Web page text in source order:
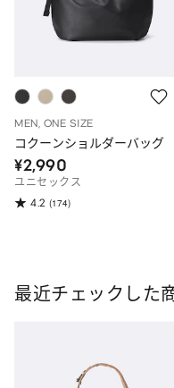
MEN, ONE SIZE
コクーンショルダーバッグ
¥2,990
ユニセックス
4.2 (174)
最近チェックした